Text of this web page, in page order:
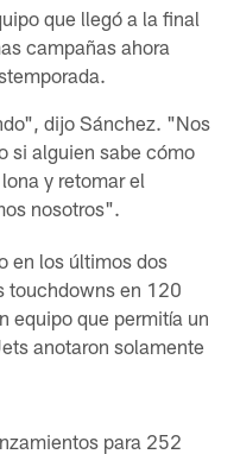
que llegó a la final
campañas ahora
dijo Sánchez. "Nos
si alguien sabe cómo
y retomar el
nosotros".
en los últimos dos
touchdowns en 120
equipo que permitía un
anotaron solamente
para 252